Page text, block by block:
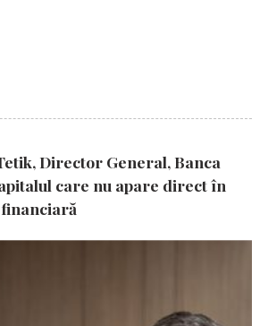
Director General, Banca
care nu apare direct în